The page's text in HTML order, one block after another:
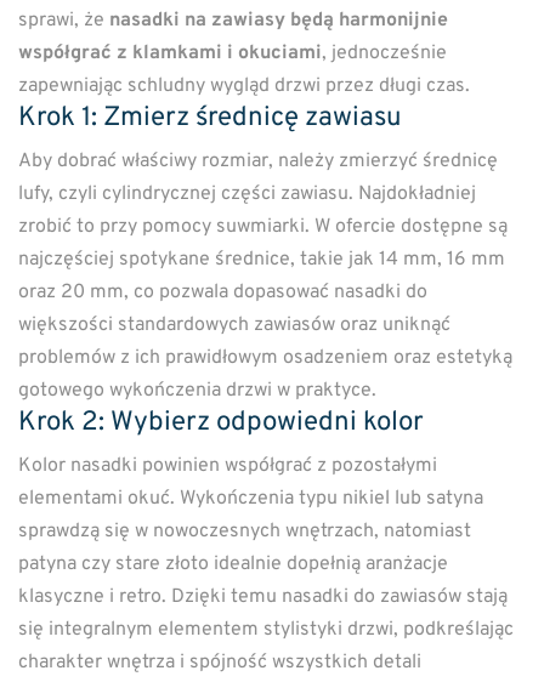
sprawi, że nasadki na zawiasy będą harmonijnie
współgrać z klamkami i okuciami, jednocześnie
zapewniając schludny wygląd drzwi przez długi czas.
Krok 1: Zmierz średnicę zawiasu
Aby dobrać właściwy rozmiar, należy zmierzyć średnicę
lufy, czyli cylindrycznej części zawiasu. Najdokładniej
zrobić to przy pomocy suwmiarki. W ofercie dostępne są
najczęściej spotykane średnice, takie jak 14 mm, 16 mm
oraz 20 mm, co pozwala dopasować nasadki do
większości standardowych zawiasów oraz uniknąć
problemów z ich prawidłowym osadzeniem oraz estetyką
gotowego wykończenia drzwi w praktyce.
Krok 2: Wybierz odpowiedni kolor
Kolor nasadki powinien współgrać z pozostałymi
elementami okuć. Wykończenia typu nikiel lub satyna
sprawdzą się w nowoczesnych wnętrzach, natomiast
patyna czy stare złoto idealnie dopełnią aranżacje
klasyczne i retro. Dzięki temu nasadki do zawiasów stają
się integralnym elementem stylistyki drzwi, podkreślając
charakter wnętrza i spójność wszystkich detali